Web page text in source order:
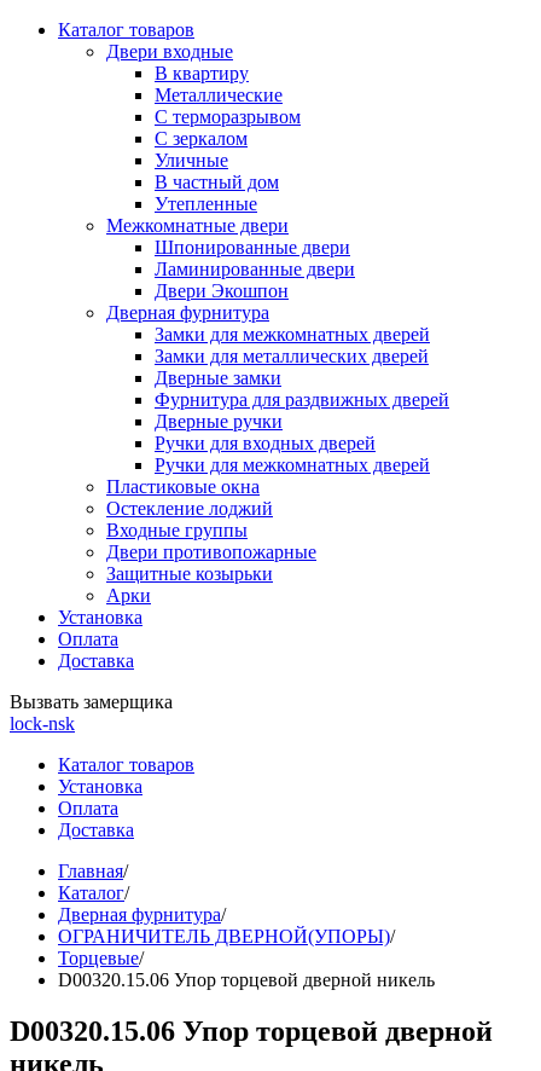
Каталог товаров
Двери входные
В квартиру
Металлические
С терморазрывом
С зеркалом
Уличные
В частный дом
Утепленные
Межкомнатные двери
Шпонированные двери
Ламинированные двери
Двери Экошпон
Дверная фурнитура
Замки для межкомнатных дверей
Замки для металлических дверей
Дверные замки
Фурнитура для раздвижных дверей
Дверные ручки
Ручки для входных дверей
Ручки для межкомнатных дверей
Пластиковые окна
Остекление лоджий
Входные группы
Двери противопожарные
Защитные козырьки
Арки
Установка
Оплата
Доставка
Вызвать замерщика
lock-nsk
Каталог товаров
Установка
Оплата
Доставка
Главная/
Каталог/
Дверная фурнитура/
ОГРАНИЧИТЕЛЬ ДВЕРНОЙ(УПОРЫ)/
Торцевые/
D00320.15.06 Упор торцевой дверной никель
D00320.15.06 Упор торцевой дверной
никель